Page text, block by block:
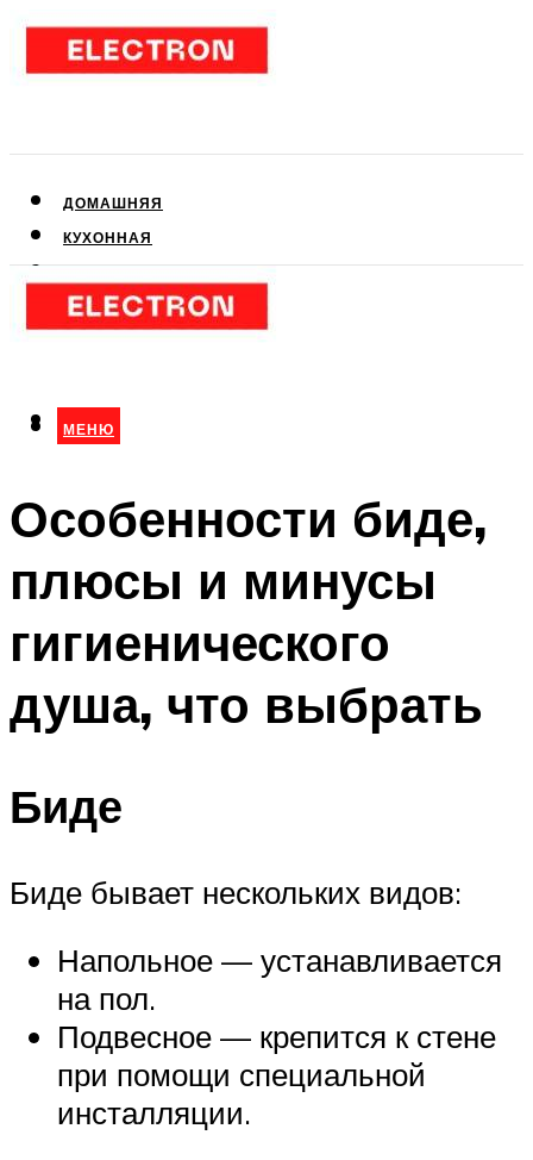
ДОМАШНЯЯ
КУХОННАЯ
КЛИМАТИЧЕСКАЯ
МЕНЮ
МЕНЮ
Особенности биде,
плюсы и минусы
гигиенического
душа, что выбрать
Биде
Биде бывает нескольких видов:
Напольное — устанавливается
на пол.
Подвесное — крепится к стене
при помощи специальной
инсталляции.